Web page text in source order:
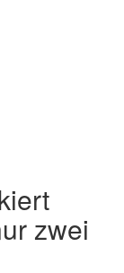
zwei